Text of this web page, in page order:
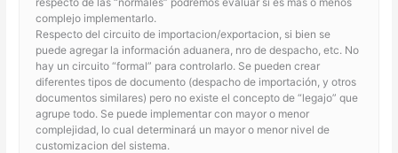
complejo implementarlo.
Respecto del circuito de importacion/exportacion, si bien se
puede agregar la información aduanera, nro de despacho, etc. No
hay un circuito “formal” para controlarlo. Se pueden crear
diferentes tipos de documento (despacho de importación, y otros
documentos similares) pero no existe el concepto de “legajo” que
agrupe todo. Se puede implementar con mayor o menor
complejidad, lo cual determinará un mayor o menor nivel de
customizacion del sistema.